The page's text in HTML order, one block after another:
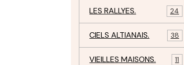
LES RALLYES. 24
CIELS ALTIANAIS. 38
VIEILLES MAISONS. 11